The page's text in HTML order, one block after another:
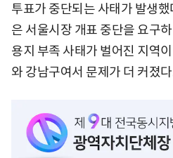
투표가 중단되는 사태가 발생
은 서울시장 개표 중단을 요구
용지 부족 사태가 벌어진 지역
와 강남구여서 문제가 더 커졌